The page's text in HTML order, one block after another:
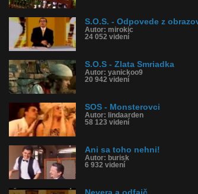
S.O.S. - Odpovede z
Autor: mirokic
24 052 videní
S.O.S - Zlata Smriadka
Autor: yanickoo9
20 942 videní
SOS - Monsterovci
Autor: lindaarden
58 123 videní
Ani sa toho nehni!
Autor: burisk
6 932 videní